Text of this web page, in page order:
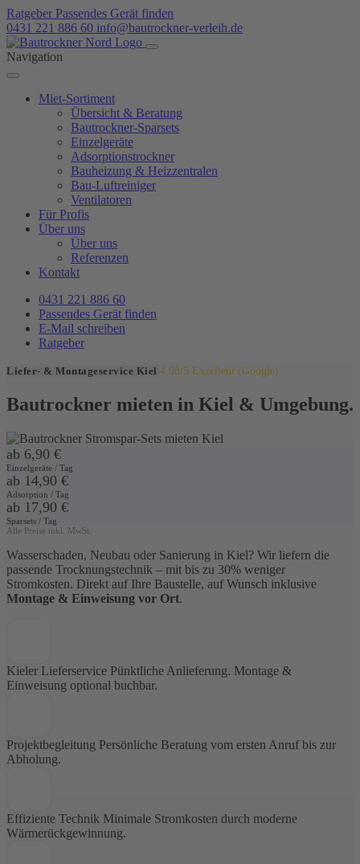
Ratgeber Passendes Gerät finden
0431 221 886 60 info@bautrockner-verleih.de
Navigation
Miet-Sortiment
Übersicht & Beratung
Bautrockner-Sparsets
Einzelgeräte
Adsorptionstrockner
Bauheizung & Heizzentralen
Bau-Luftreiniger
Ventilatoren
Für Profis
Über uns
Über uns
Referenzen
Kontakt
0431 221 886 60
Passendes Gerät finden
E-Mail schreiben
Ratgeber
Liefer- & Montageservice Kiel 4,98/5 Exzellent (Google)
Bautrockner mieten in Kiel & Umgebung.
ab 6,90 €
Einzelgeräte / Tag
ab 14,90 €
Adsorption / Tag
ab 17,90 €
Sparsets / Tag
Alle Preise inkl. MwSt.
Wasserschaden, Neubau oder Sanierung in Kiel? Wir liefern die
passende Trocknungstechnik – mit bis zu 30% weniger
Stromkosten. Direkt auf Ihre Baustelle, auf Wunsch inklusive
Montage & Einweisung vor Ort.
Kieler Lieferservice Pünktliche Anlieferung. Montage &
Einweisung optional buchbar.
Projektbegleitung Persönliche Beratung vom ersten Anruf bis zur
Abholung.
Effiziente Technik Minimale Stromkosten durch moderne
Wärmerückgewinnung.